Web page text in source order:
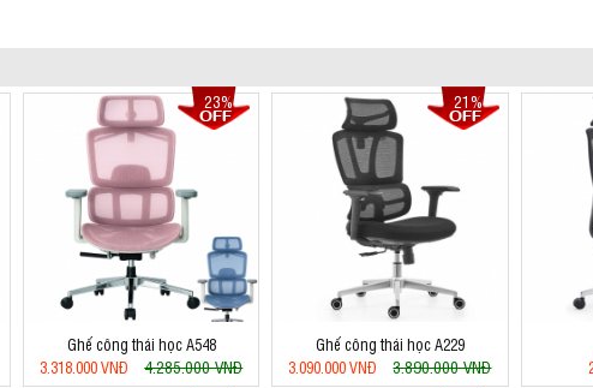
23%
Ghế công thái học A548
3.318.000 VNĐ
4.285.000 VNĐ
21%
Ghế công thái học A229
3.090.000 VNĐ
3.890.000 VNĐ